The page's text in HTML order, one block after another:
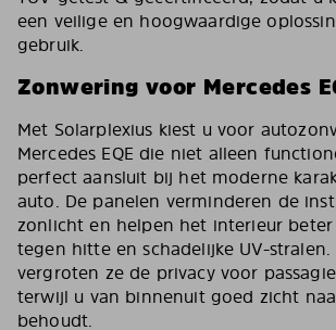
een veilige en hoogwaardige
gebruik.
Zonwering voor Mercedes
Met Solarplexius kiest u voor
Mercedes EQE die niet alleen
perfect aansluit bij het moderne
auto. De panelen verminderen de
zonlicht en helpen het interieur
tegen hitte en schadelijke UV-stralen.
vergroten ze de privacy voor
terwijl u van binnenuit goed zicht
behoudt.